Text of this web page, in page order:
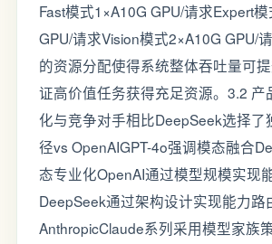
Fast模式1×A10G GPU/请求Expert
GPU/请求Vision模式2×A10G GPU/
的资源分配使得系统整体吞吐量可
证高价值任务获得充足资源。3.2 产
化与竞争对手相比DeepSeek选择了
径vs OpenAIGPT-4o强调模态融合
态专业化OpenAI通过模型规模实现
DeepSeek通过架构设计实现能力路
AnthropicClaude系列采用模型家族